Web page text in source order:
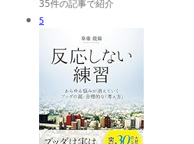
35件の記事で紹介
5